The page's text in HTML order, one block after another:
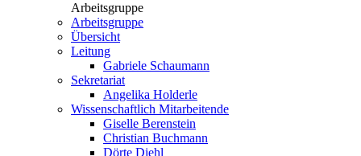
Arbeitsgruppe
Arbeitsgruppe
Übersicht
Leitung
Gabriele Schaumann
Sekretariat
Angelika Holderle
Wissenschaftlich Mitarbeitende
Giselle Berenstein
Christian Buchmann
Dörte Diehl